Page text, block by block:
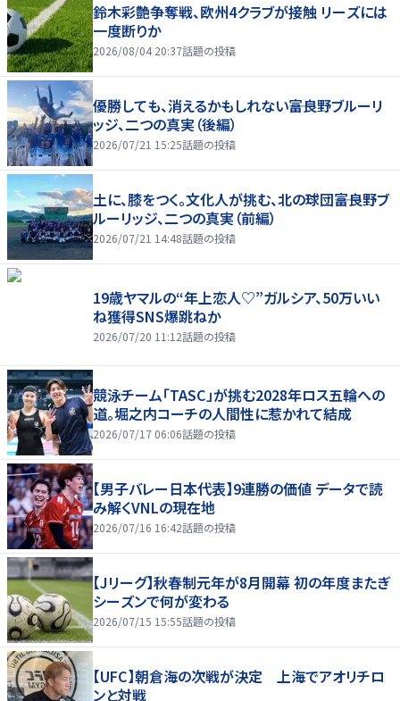
鈴木彩艶争奪戦、欧州4クラブが接触 リーズには
一度断りか
2026/08/04 20:37話題の投稿
優勝しても、消えるかもしれない――富良野ブルーリ
ッジ、二つの真実（後編）
2026/07/21 15:25話題の投稿
土に、膝をつく。文化人が挑む、北の球団――富良野ブ
ルーリッジ、二つの真実（前編）
2026/07/21 14:48話題の投稿
19歳ヤマルの“年上恋人♡”ガルシア、50万いい
ね獲得SNS爆跳ねか
2026/07/20 11:12話題の投稿
競泳チーム「TASC」が挑む2028年ロス五輪への
道。堀之内コーチの人間性に惹かれて結成
2026/07/17 06:06話題の投稿
【男子バレー日本代表】9連勝の価値 データで読
み解くVNLの現在地
2026/07/16 16:42話題の投稿
【Jリーグ】秋春制元年が8月開幕 初の年度またぎ
シーズンで何が変わる
2026/07/15 15:55話題の投稿
【UFC】朝倉海の次戦が決定 上海でアオリチロ
ンと対戦